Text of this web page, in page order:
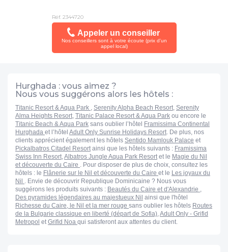
aussi et accessible par des navettes gratuites depuis le Stella
Beach.. idéale pour des enfants voire des ados et des adultes..
Le ponton de 350m qui relie la plage au tombant permet un
jolie mais la partie mer qui est faite de coraux détruits et nécessite
donc des chaussures, est peu profonde mais peut permettre de
voir des poissons ( une raie pastenague à pois bleus à moins d'1
m de nos pieds pour nous) idem le long du ponton par mer calme
car l'eau est très transparente. Le long du ponton un bassin
délimité par des bouées sert de zone de baignade avec 1 à 2m
de profondeur Les chambres sont correctes et le personnel dans
l'ensemble est très serviable Plusieurs restaurant en plus du
principal Boisson à volonté mais du coup pas forcément toujours
au top Animations gym pétanque etc..et le soir bien sûr
Réf. 2344720
Appeler un conseiller
Nos conseillers sont à votre écoute (prix d'un
appel local)
Hurghada : vous aimez ?
Nous vous suggérons alors les hôtels :
Titanic Resort & Aqua Park , Serenity Alpha Beach Resort, Serenity
Alma Heights Resort, Titanic Palace Resort & Aqua Park ou encore le
Titanic Beach & Aqua Park sans oublier l’hôtel
Framissima Continental
Hurghada et l’hôtel Adult Only Sunrise Holidays Resort. De plus, nos
clients apprécient également les hôtels Sentido Mamlouk Palace et
Pickalbatros Citadel Resortainsi que les hôtels suivants : Framissima
Swiss Inn Resort,Albatros Jungle Aqua Park Resortet le Magie du Nil
et découverte du Caire . Pour disposer de plus de choix, consultez les
hôtels : le Flânerie sur le Nil et découverte du Caire et le Les joyaux du
Nil . Envie de découvrir Republique Dominicaine ? Nous vous
suggérons les produits suivants : Beautés du Caire et d'Alexandrie ,
Des pyramides légendaires au majestueux Nil ainsi que l'hôtel
Richesse du Caire, le Nil et la mer rouge sans oublier les hôtels Routes
de la Bulgarie classique en liberté (départ de Sofia),Adult Only - Grifid
Metropol etGrifid Noa qui satisferont aux attentes du client.